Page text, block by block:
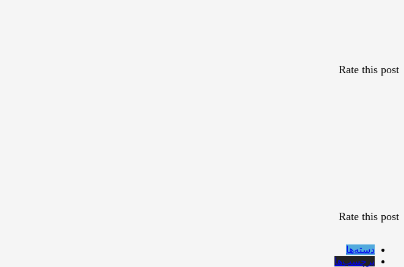
Rate this post
Rate this post
دسته‌ها
برچسب‌ها